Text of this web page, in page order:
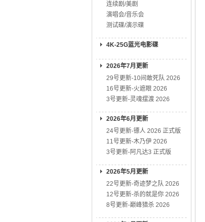
连续剧/美剧
演唱会/音乐会
测试碟/演示碟
4K-25G蓝光电影碟
2026年7月更新
29号更新-10间敢死队 2026
16号更新-火遮眼 2026
3号更新-灵魂摆渡 2026
2026年6月更新
24号更新-镖人 2026 正式版
11号更新-木乃伊 2026
3号更新-阿凡达3 正式版
2026年5月更新
22号更新-奇迹梦之队 2026
12号更新-杀的就是你 2026
8号更新-巅峰猎杀 2026